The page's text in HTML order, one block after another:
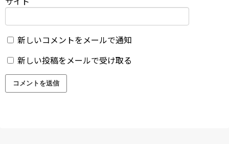
新しいコメントをメールで通知
新しい投稿をメールで受け取る